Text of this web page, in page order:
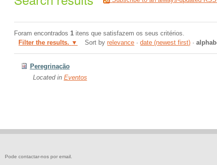
Foram encontrados 1itens que satisfazem os seus critérios.
Filter the results.
Sort by relevance · date (newest first) ·
Peregrinação
Located in Eventos
Pode contactar-nos poremail